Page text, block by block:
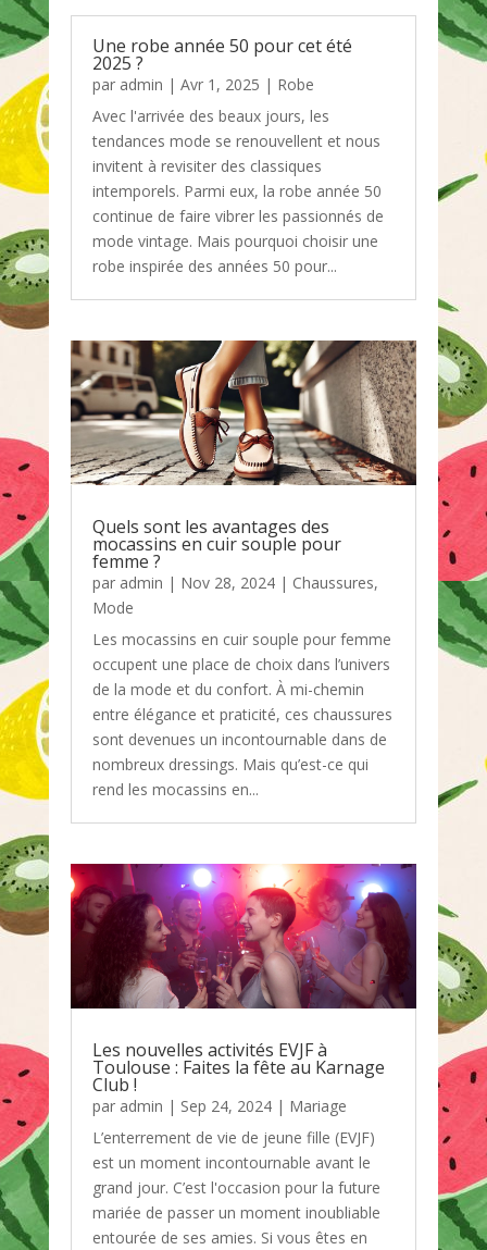
Une robe année 50 pour cet été
2025 ?
par admin | Avr 1, 2025 | Robe
Avec l'arrivée des beaux jours, les
tendances mode se renouvellent et nous
invitent à revisiter des classiques
intemporels. Parmi eux, la robe année 50
continue de faire vibrer les passionnés de
mode vintage. Mais pourquoi choisir une
robe inspirée des années 50 pour...
Quels sont les avantages des
mocassins en cuir souple pour
femme ?
par admin | Nov 28, 2024| Chaussures,
Mode
Les mocassins en cuir souple pour femme
occupent une place de choix dans l’univers
de la mode et du confort. À mi-chemin
entre élégance et praticité, ces chaussures
sont devenues un incontournable dans de
nombreux dressings. Mais qu’est-ce qui
rend les mocassins en...
Les nouvelles activités EVJF à
Toulouse : Faites la fête au Karnage
Club !
par admin | Sep 24, 2024| Mariage
L’enterrement de vie de jeune fille (EVJF)
est un moment incontournable avant le
grand jour. C’est l'occasion pour la future
mariée de passer un moment inoubliable
entourée de ses amies. Si vous êtes en